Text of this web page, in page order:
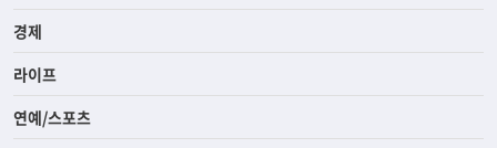
경제
라이프
연예/스포츠